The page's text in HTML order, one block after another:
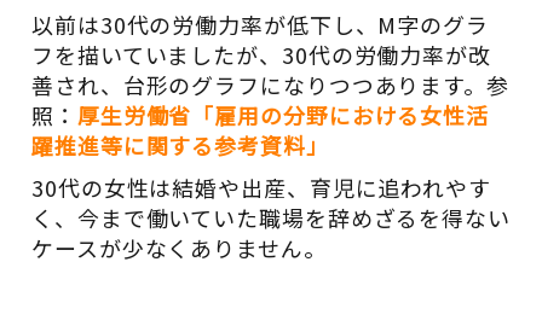
以前は30代の労働力率が低下し、M字のグラ
フを描いていましたが、30代の労働力率が改
善され、台形のグラフになりつつあります。参
照： 厚生労働省「雇用の分野における女性活
躍推進等に関する参考資料」
30代の女性は結婚や出産、育児に追われやす
く、今まで働いていた職場を辞めざるを得ない
ケースが少なくありません。